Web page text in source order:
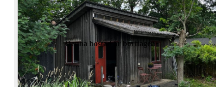
Denna bostad är borttagen